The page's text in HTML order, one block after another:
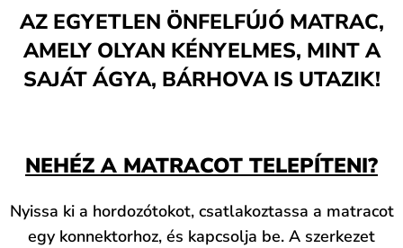
AZ EGYETLEN ÖNFELFÚJÓ MATRAC,
AMELY OLYAN KÉNYELMES, MINT A
SAJÁT ÁGYA, BÁRHOVA IS UTAZIK!
NEHÉZ A MATRACOT TELEPÍTENI?
Nyissa ki a hordozótokot, csatlakoztassa a matracot
egy konnektorhoz, és kapcsolja be. A szerkezet